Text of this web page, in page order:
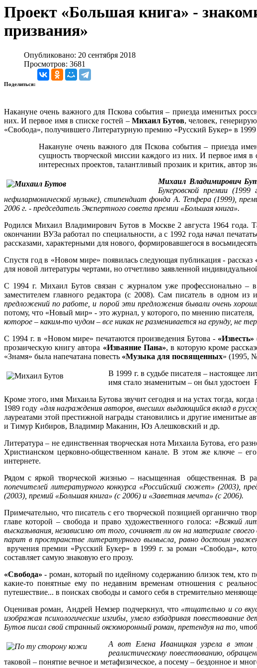
Проект «Большая книга» -
призвания»
Опубликовано: 20 сентября 2018
Просмотров: 3681
Поделиться:
Накануне очень важного для Пскова события – приезда именитых
них. И первое имя в списке гостей – Михаил Бутов, человек,
«Свобода», получившего Литературную премию «Русский Букер» в 1999
Накануне очень важного для Пскова события – приезда
сущность творческой миссии каждого из них. И первое имя в
интересных проектов, талантливый прозаик и критик, автор
Михаил Владимирович
Букеровской премии
нефилармонической музыке) ,стипендиат фонда А. Тепфера (1999),
2006 г. - председатель Экспертного совета премии «Большая книга».
Родился Михаил Владимирович Бутов в Москве 2 августа 1964 года.
окончании ВУЗа работал по специальности, а с 1992 года начал
рассказами, характерными для нового, формировавшегося в
Спустя год в «Новом мире» появилась следующая публикация - рассказ
для новой литературы чертами, но отчетливо заявленной
С 1994 г. Михаил Бутов связан с журналом уже профессионально –
заместителем главного редактора (с 2008). Сам писатель в одном
предложений по работе, и порой эти предложения бывали очень
потому, что «Новый мир» - это журнал, у которого, по мнению писателя,
которое – каким-то чудом – все никак не разменивается на ерунду, не
С 1994 г. в «Новом мире» печатаются произведения Бутова - «Известь»
прозаическую книгу автора «Изваяние Пана», в которую кроме
«Знамя» была напечатана повесть «Музыка для посвященных» (1995,
В 1999 г. в судьбе писателя – настоящее
имя стало знаменитым – он был удостоен
Кроме этого, имя Михаила Бутова звучит сегодня и на устах тогда,
1989 году «для награждения авторов, внесших выдающийся вклад в
лауреатами этой престижной награды становились и другие
и Тимур Кибиров, Владимир Маканин, Юз Алешковский и др.
Литература – не единственная творческая нота Михаила Бутова, его
Христианском церковно-общественном канале. В этом же ключе –
интернете.
Рядом с яркой творческой жизнью – насыщенная общественная. В
попечителей литературного конкурса «Российский сюжет» (2003),
(2003), премий «Большая книга» (с 2006) и «Заветная мечта» (с 2006).
Примечательно, что писатель с его творческой позицией органично
главе которой – свобода и право художественного голоса: «Всякий
высказывания, независимо от того, сочиняет ли он на материале
парит в пространстве литературного вымысла, равно достоин
вручения премии «Русский Букер» в 1999 г. за роман «Свобода»,
составляет самую знаковую его прозу.
«Свобода» - роман, который по идейному содержанию близок тем, кто
какие-то понятные ему по недавним временам отношения с
путешествие... в поисках свободы и самого себя в стремительно
Оценивая роман, Андрей Немзер подчеркнул, что «тщательно и со
изображая психологические изгибы, умело взбадривая
Бутов писал свой странный оксюморонный роман, претендуя на то,
А вот Елена Иваницкая узрела в
реалистическому повествованию,
таковой – понятие вечное и метафизическое, а посему – бездонное и